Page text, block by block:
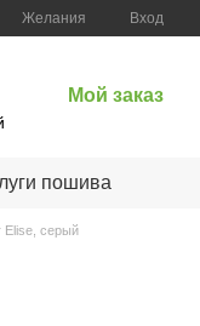
Желания Вход
Мой заказ
пошива
Elise, серый